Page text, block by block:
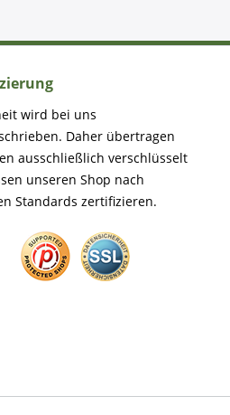
wird bei uns
Daher übertragen
ausschließlich verschlüsselt
unseren Shop nach
Standards zertifizieren.